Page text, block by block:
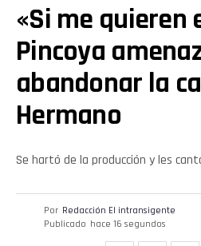
«Si me quieren
Pincoya
abandonar la
Hermano
Se hartó de la producción y les
Por Redacción El intransigente
Publicado hace 16 segundos